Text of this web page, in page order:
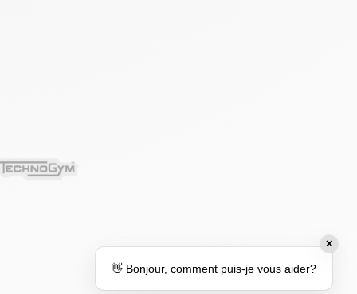
✕
👋 Bonjour, comment puis-je vous aider?